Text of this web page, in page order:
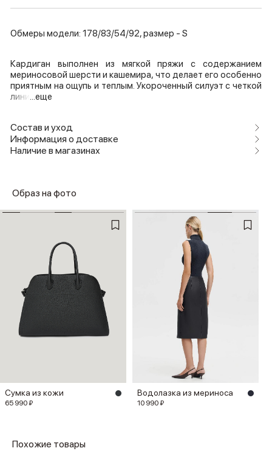
Обмеры модели: 178/83/54/92, размер - S
Кардиган выполнен из мягкой пряжи с содержанием
мериносовой шерсти и кашемира, что делает его особенно
приятным на ощупь и теплым. Укороченный силуэт с четкой
лини ...еще
Состав и уход
Информация о доставке
Наличие в магазинах
Образ на фото
Сумка из кожи
65 990 ₽
Водолазка из мериноса
10 990 ₽
Похожие товары